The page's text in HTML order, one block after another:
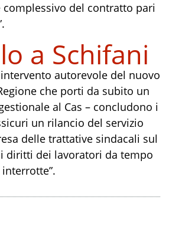
del contratto pari
a Schifani
autorevole del nuovo
che porti da subito un
al Cas – concludono i
un rilancio del servizio
delle trattative sindacali sul
diritti dei lavoratori da tempo